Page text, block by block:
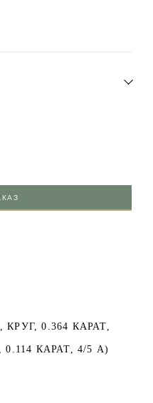
0.364 КАРАТ,
КАРАТ, 4/5 А)